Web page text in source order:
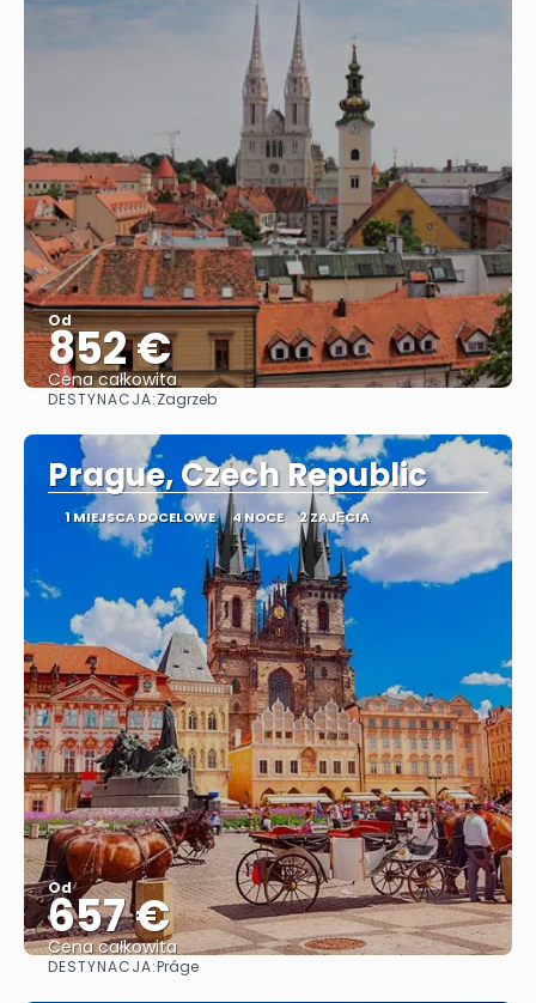
Od
852 €
Cena całkowita
DESTYNACJA:Zagrzeb
Prague, Czech Republic
1 MIEJSCA DOCELOWE 4 NOCE 2 ZAJĘCIA
Od
657 €
Cena całkowita
DESTYNACJA:Práge